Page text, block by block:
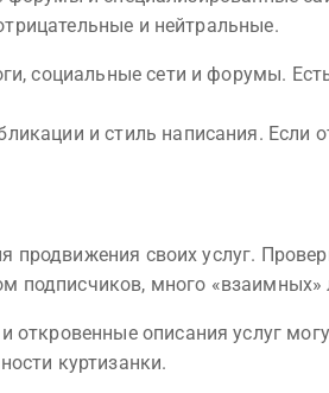
и нейтральные.
социальные сети и форумы.
и стиль написания.
своих услуг.
подписчиков, много
описания услуг
куртизанки.